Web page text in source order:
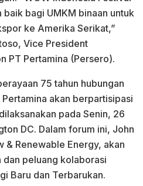
bagi UMKM binaan untuk
ke Amerika Serikat,”
Vice President
PT Pertamina (Persero).
75 tahun hubungan
akan berpartisipasi
pada Senin, 26
DC. Dalam forum ini, John
& Renewable Energy, akan
peluang kolaborasi
Baru dan Terbarukan.